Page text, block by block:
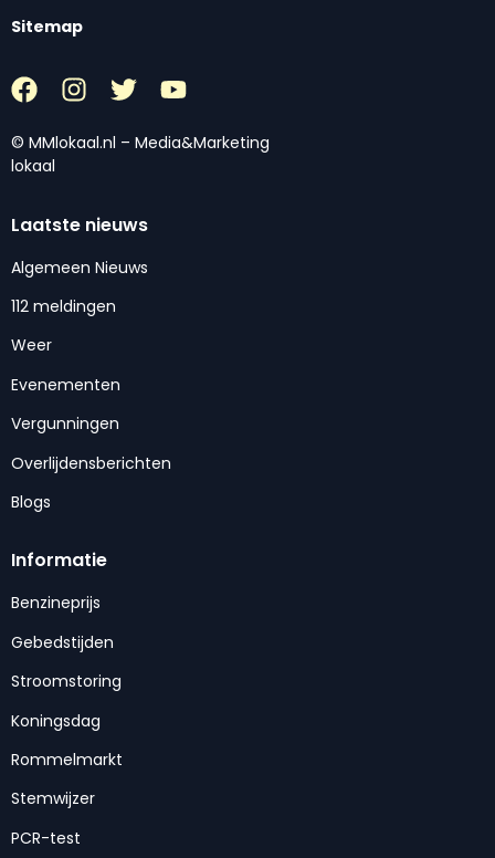
Sitemap
© MMlokaal.nl – Media&Marketing
lokaal
Laatste nieuws
Algemeen Nieuws
112 meldingen
Weer
Evenementen
Vergunningen
Overlijdensberichten
Blogs
Informatie
Benzineprijs
Gebedstijden
Stroomstoring
Koningsdag
Rommelmarkt
Stemwijzer
PCR-test